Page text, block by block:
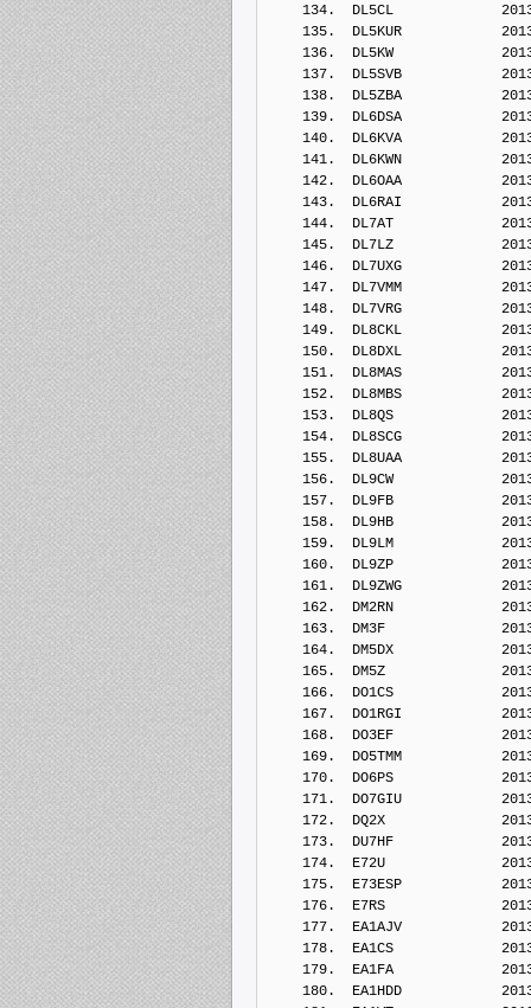
134.  DL5CL
135.  DL5KUR
136.  DL5KW
137.  DL5SVB
138.  DL5ZBA
139.  DL6DSA
140.  DL6KVA
141.  DL6KWN
142.  DL6OAA
143.  DL6RAI
144.  DL7AT
145.  DL7LZ
146.  DL7UXG
147.  DL7VMM
148.  DL7VRG
149.  DL8CKL
150.  DL8DXL
151.  DL8MAS
152.  DL8MBS
153.  DL8QS
154.  DL8SCG
155.  DL8UAA
156.  DL9CW
157.  DL9FB
158.  DL9HB
159.  DL9LM
160.  DL9ZP
161.  DL9ZWG
162.  DM2RN
163.  DM3F
164.  DM5DX
165.  DM5Z
166.  DO1CS
167.  DO1RGI
168.  DO3EF
169.  DO5TMM
170.  DO6PS
171.  DO7GIU
172.  DQ2X
173.  DU7HF
174.  E72U
175.  E73ESP
176.  E7RS
177.  EA1AJV
178.  EA1CS
179.  EA1FA
180.  EA1HDD